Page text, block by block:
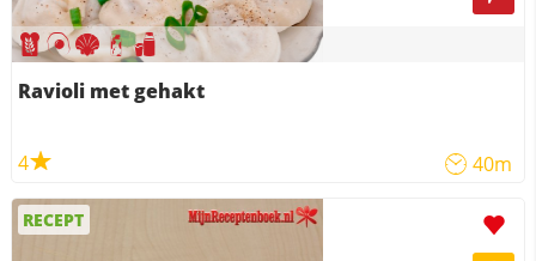
Ravioli met gehakt
4 40m
RECEPT